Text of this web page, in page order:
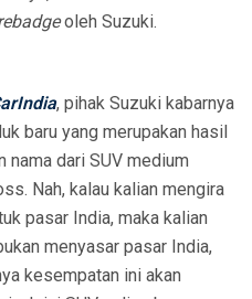
oleh Suzuki.
, pihak Suzuki kabarnya
baru yang merupakan hasil
nama dari SUV medium
Nah, kalau kalian mengira
pasar India, maka kalian
menyasar pasar India,
kesempatan ini akan